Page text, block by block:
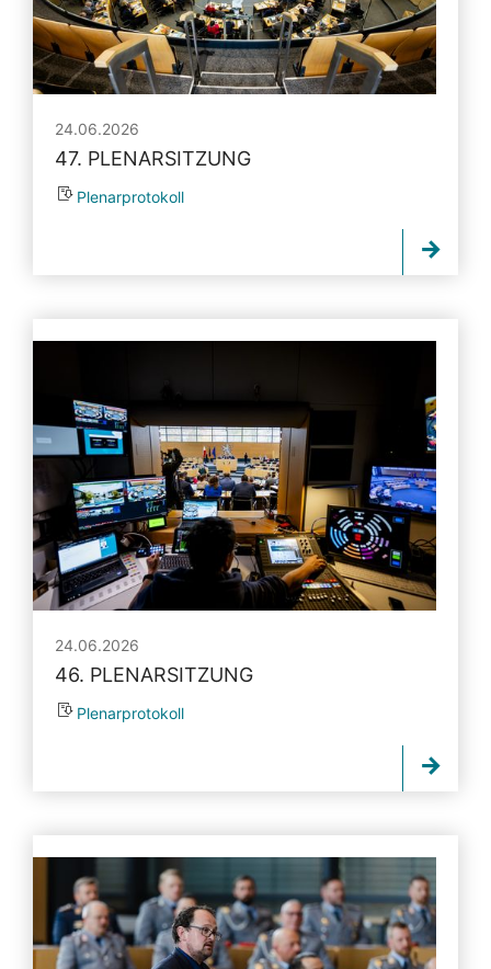
24.06.2026
47. PLENARSITZUNG
Plenarprotokoll
24.06.2026
46. PLENARSITZUNG
Plenarprotokoll